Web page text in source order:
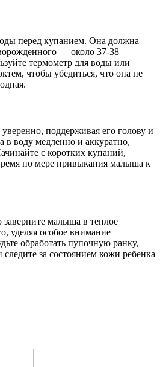
перед купанием. Она должна
— около 37-38
термометр для воды или
чтобы убедиться, что она не
поддерживая его голову и
воду медленно и аккуратно,
с коротких купаний,
по мере привыкания малыша к
заверните малыша в теплое
уделяя особое внимание
обработать пупочную ранку,
за состоянием кожи ребенка